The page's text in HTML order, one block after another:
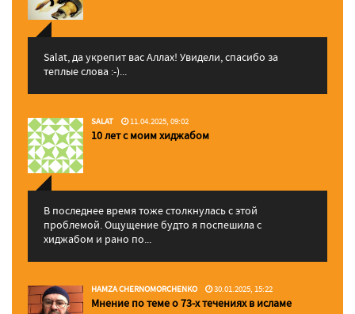
Salat, да укрепит вас Аллаx! Увидели, спасибо за
теплые слова :-)...
SALAT 11.04.2025, 09:02
10 лет с моим хиджабом
В последнее время тоже столкнулась с этой
проблемой. Ощущение будто я поспешила с
хиджабом и рано по...
HAMZA CHERNOMORCHENKO 30.01.2025, 15:22
Мнение по теме о 73-х течениях в исламе